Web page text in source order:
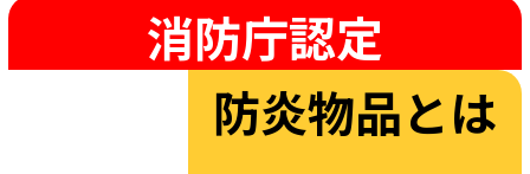
消防庁認定
防炎物品とは